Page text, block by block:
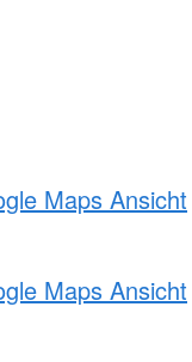
Maps Ansicht
Maps Ansicht